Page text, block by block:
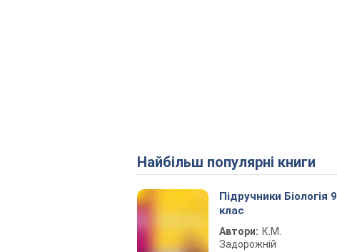
Найбільш популярні книги
Підручники Біологія 9
клас
Автори: К.М.
Задорожній